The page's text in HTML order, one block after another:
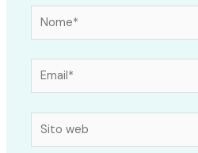
Nome*
Email*
Sito
web